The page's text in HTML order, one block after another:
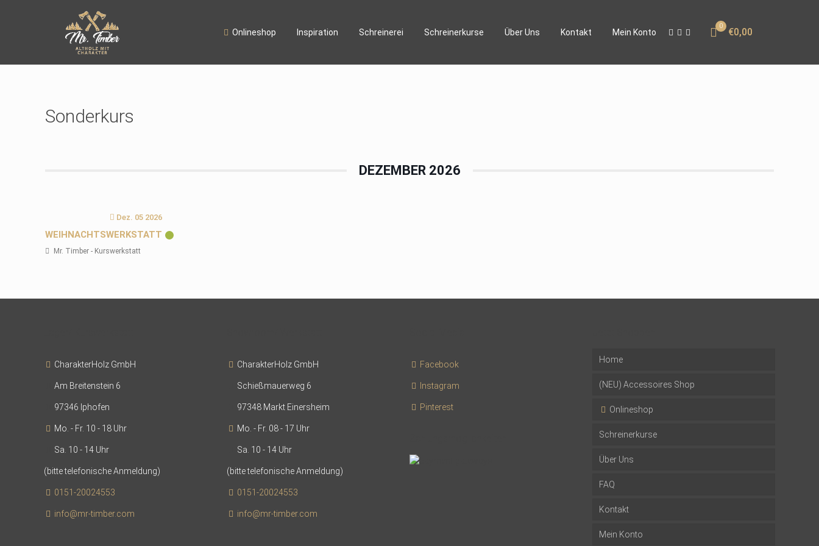
Onlineshop Inspiration Schreinerei Schreinerkurse Über Uns Kontakt Mein Konto
0
€0,00
Sonderkurs
DEZEMBER 2026
Dez. 05 2026
WEIHNACHTSWERKSTATT
Mr. Timber - Kurswerkstatt
CharakterHolz GmbH
Am Breitenstein 6
97346 Iphofen
Mo. - Fr. 10 - 18 Uhr
Sa. 10 - 14 Uhr
(bitte telefonische Anmeldung)
0151-20024553
info@mr-timber.com
CharakterHolz GmbH
Schießmauerweg 6
97348 Markt Einersheim
Mo. - Fr. 08 - 17 Uhr
Sa. 10 - 14 Uhr
(bitte telefonische Anmeldung)
0151-20024553
info@mr-timber.com
Facebook
Instagram
Pinterest
Home
(NEU) Accessoires Shop
Onlineshop
Musterpakete
Wandverkleidungen
Mehrschichtplatten
Altholzbalken
Zubehör
Schreinerkurse
Firmenevents
Impressionen
Über Uns
Team
Versprechen
Presse
FAQ
Kontakt
Mein Konto